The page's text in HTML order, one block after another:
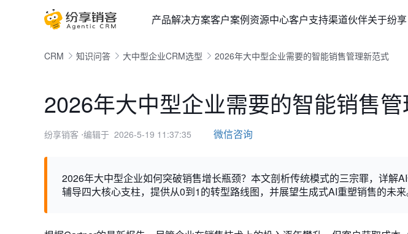
产品解决方案客户案例资源中心客户支持渠道伙伴关于纷享
CRM 知识问答 大中型企业CRM选型 2026年大中型企业需要的智能销售管理新范式
2026年大中型企业需要的智能销售
纷享销客 ⋅编辑于 2026-5-19 11:37:35 微信咨询
2026年大中型企业如何突破销售增长瓶颈？本文剖析传统模式的三宗罪，详解
辅导四大核心支柱，提供从0到1的转型路线图，并展望生成式AI重塑销售的未来